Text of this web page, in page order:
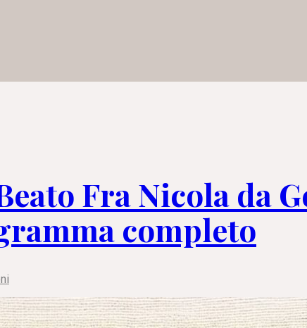
Fra Nicola da
completo